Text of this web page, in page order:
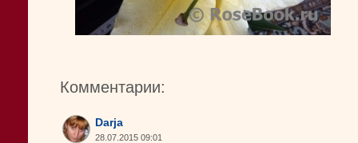
Комментарии:
Darja
28.07.2015 09:01